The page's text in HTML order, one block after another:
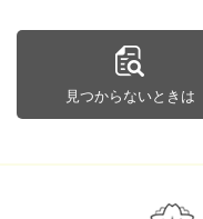
見つからないときは